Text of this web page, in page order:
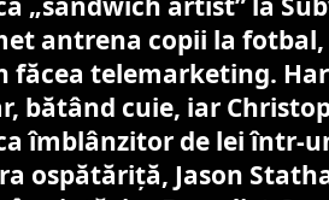
antrena copii la
făcea telemarketing.
bătând cuie, iar
îmblânzitor de lei într-
ospătăriță, Jason